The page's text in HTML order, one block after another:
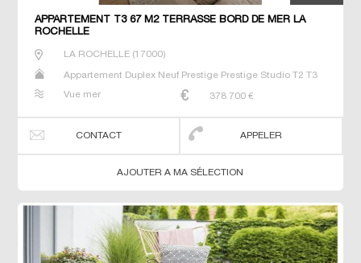
APPARTEMENT T3 67 M2 TERRASSE BORD DE MER LA
ROCHELLE
LA ROCHELLE(17000)
Appartement Duplex Neuf Prestige Prestige Studio T2 T3
Vue mer
378 700 €
CONTACT APPELER
AJOUTER A MA SÉLECTION